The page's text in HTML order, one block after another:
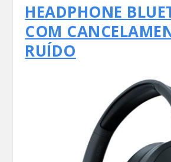
HEADPHONE
COM
RUÍDO